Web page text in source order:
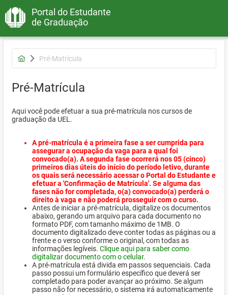
Portal do Estudante
de Graduação
Pré-Matrícula
Pré-Matrícula
Aqui você pode efetuar a sua pré-matrícula nos cursos de
graduação da UEL.
A pré-matrícula é a primeira fase a ser cumprida para
assegurar a ocupação da vaga para a qual foi
convocado(a). A segunda fase ocorrerá nos 05 (cinco)
primeiros dias úteis do início do período letivo, durante
os quais será necessário acessar o Portal do Estudante e
efetuar a 'Confirmação de Matrícula'. Se alguma das
fases não for completada, o(a) convocado(a) perderá o
direito à vaga e não poderá prosseguir com o curso.
Antes de iniciar a pré-matrícula, digitalize os documentos
abaixo, gerando um arquivo para cada documento no
formato PDF, com tamanho máximo de 1MB. O
documento digitalizado deve conter todas as páginas ou a
frente e o verso conforme o original, com todas as
informações legíveis. Clique aqui para saber como
digitalizar documento com o celular.
A pré-matrícula está divida em passos sequenciais. Cada
passo possui um formulário específico que deverá ser
completado para poder avançar ao próximo. Se algum
passo não for necessário, o sistema irá automaticamente